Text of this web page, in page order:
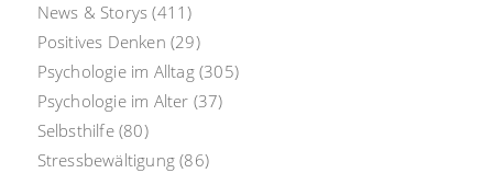
News & Storys (411)
Positives Denken (29)
Psychologie im Alltag(305)
Psychologie im Alter (37)
Selbsthilfe(80)
Stressbewältigung (86)